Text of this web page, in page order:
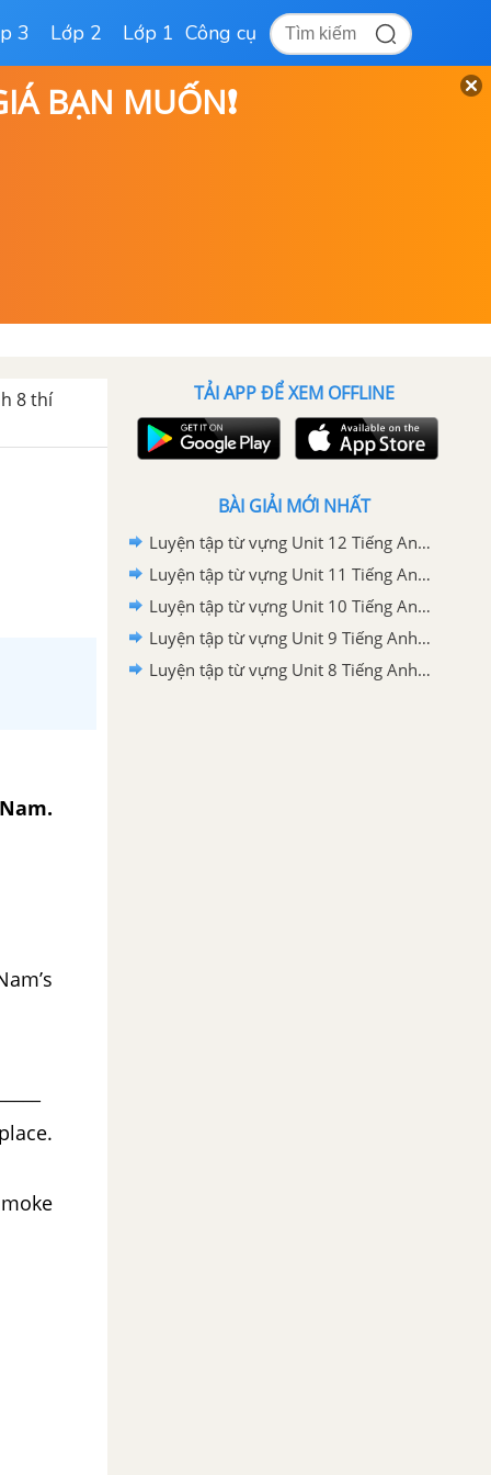
3 Lớp 2 Lớp 1 Công cụ
BẠN MUỐN❗
8 thí TẢI APP ĐỂ XEM OFFLINE
BÀI GIẢI MỚI NHẤT
Luyện tập từ vựng Unit 12 Tiếng Anh 8 mới
Luyện tập từ vựng Unit 11 Tiếng Anh 8 mới
Luyện tập từ vựng Unit 10 Tiếng Anh 8 mới
Luyện tập từ vựng Unit 9 Tiếng Anh 8 mới
Luyện tập từ vựng Unit 8 Tiếng Anh 8 mới